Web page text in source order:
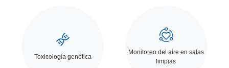

Toxicología genética

Monitoreo del aire en salas
limpias